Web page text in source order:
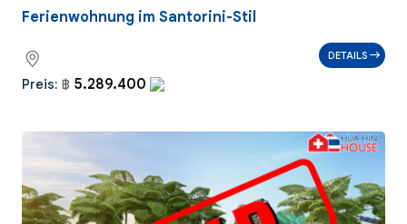
Ferienwohnung im Santorini-Stil
Preis: ฿ 5.289.400
DETAILS